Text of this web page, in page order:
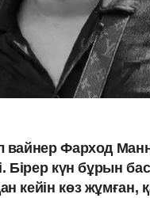
вайнер Фарход
Бірер күн бұрын
кейін көз жұмған,